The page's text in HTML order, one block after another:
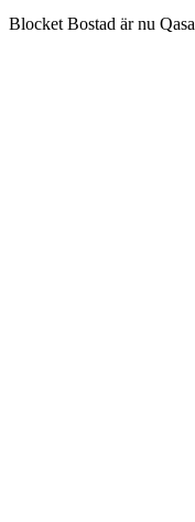
Blocket Bostad är nu Qasa